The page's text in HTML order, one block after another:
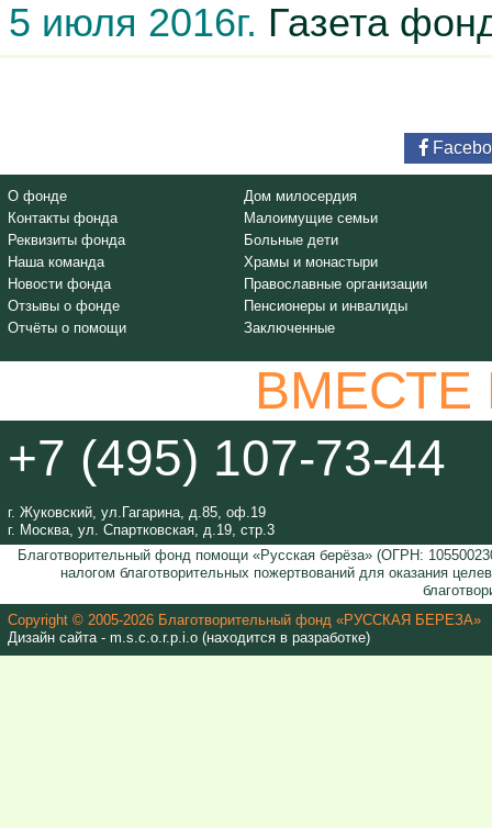
5 июля 2016г. Газета
О фонде
Контакты фонда
Реквизиты фонда
Наша команда
Новости фонда
Отзывы о фонде
Отчёты о помощи
Дом милосердия
Малоимущие семьи
Больные дети
Храмы и монастыри
Православные организации
Пенсионеры и инвалиды
Заключенные
+7 (495) 107-73-44
г. Жуковский, ул.Гагарина, д.85, оф.19
г. Москва, ул. Спартковская, д.19, стр.3
Благотворительный фонд помощи «Русская берёза» (ОГРН:
налогом благотворительных пожертвований для оказания
Copyright © 2005-2026 Благотворительный фонд «РУССКАЯ БЕРЕЗА»
Дизайн сайта - m.s.c.o.r.p.i.o (находится в разработке)